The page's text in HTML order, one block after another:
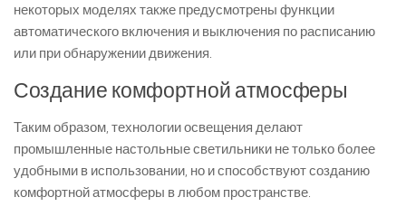
некоторых моделях также предусмотрены функции
автоматического включения и выключения по расписанию
или при обнаружении движения.
Создание комфортной атмосферы
Таким образом, технологии освещения делают
промышленные настольные светильники не только более
удобными в использовании, но и способствуют созданию
комфортной атмосферы в любом пространстве.